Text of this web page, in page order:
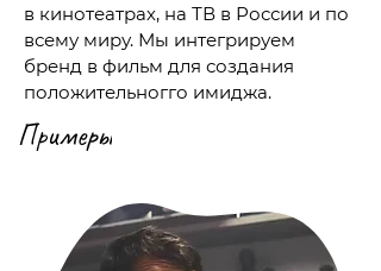
в кинотеатрах, на ТВ в России и по
всему миру. Мы интегрируем
бренд в фильм для создания
положительногго имиджа.
Примеры